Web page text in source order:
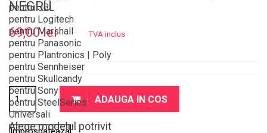
pentru JBL
pentru Logitech
pentru Marshall
pentru Panasonic
pentru Plantronics | Poly
pentru Sennheiser
pentru Skullcandy
pentru Sony
pentru SteelSeries
Universali
Alege modelul potrivit
NEGRU
69,00 lei
TVA inclus
ADAUGA IN COS